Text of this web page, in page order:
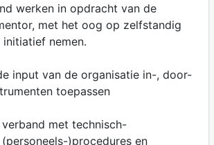
werken in opdracht van de
met het oog op zelfstandig
nemen.
input van de organisatie in-, door-
toepassen
verband met technisch-
)procedures en